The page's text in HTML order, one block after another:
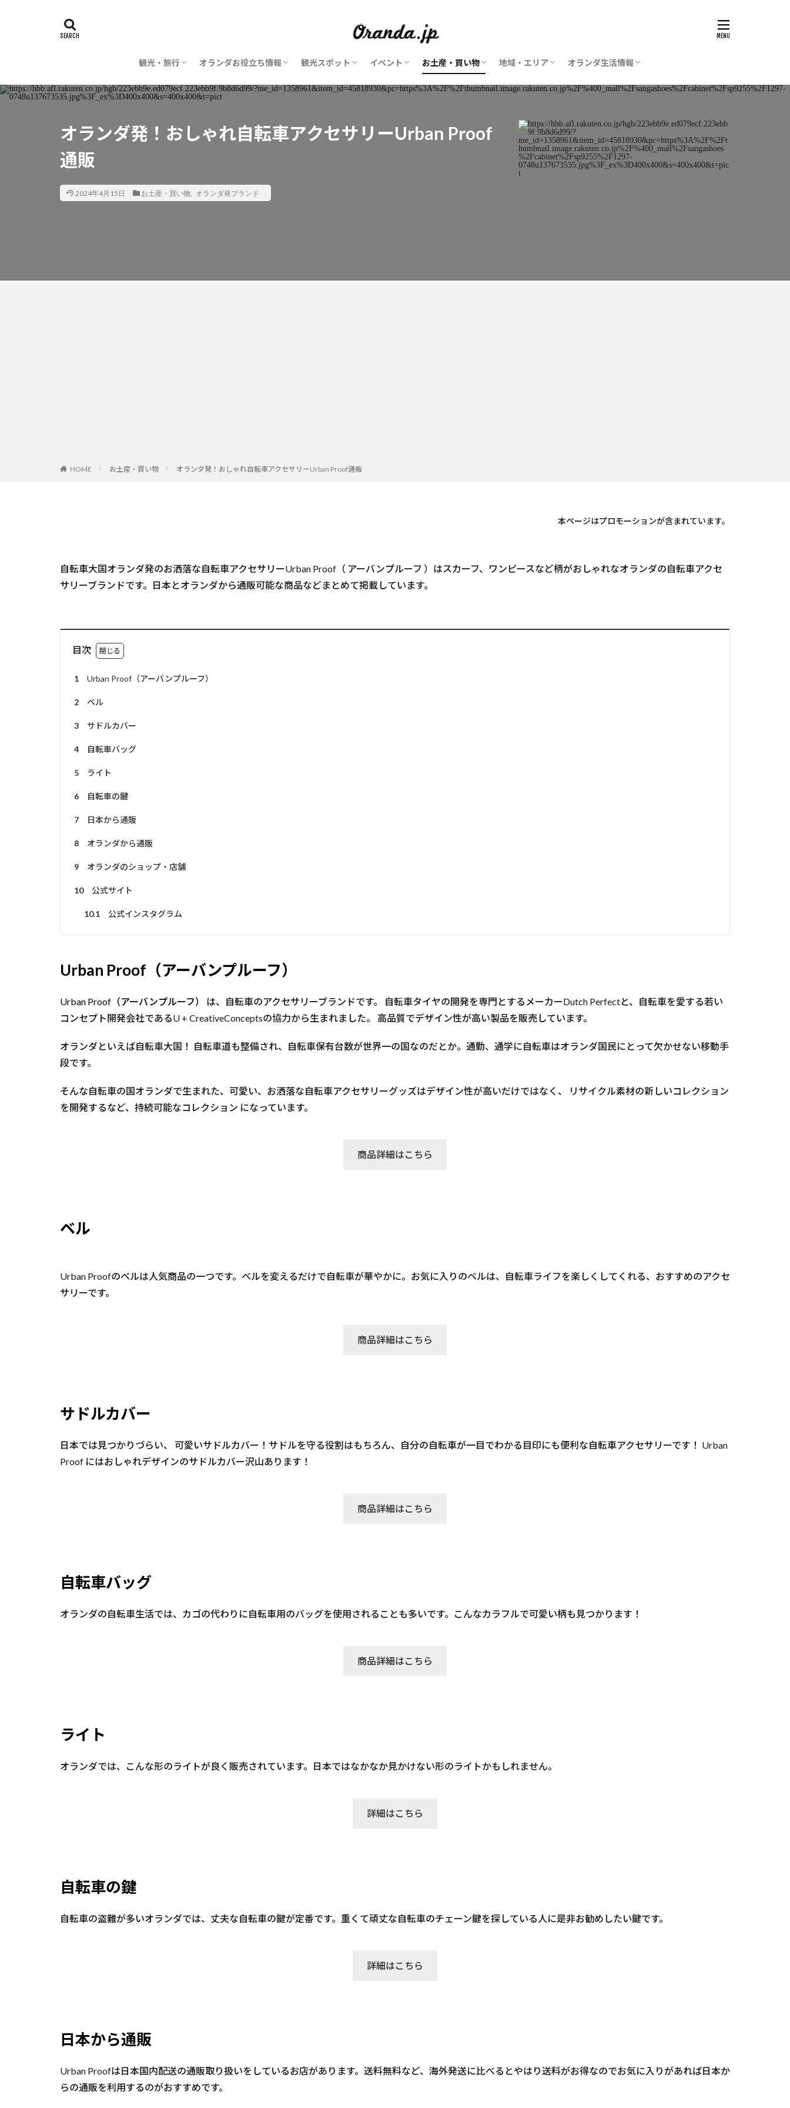
観光・旅行
時期・季節
旅行の計画
飛行機・航空会社
レストラン・料理
芸術
建築
世界遺産
お花
子供・子連れ
オランダお役立ち情報
オランダ雑学
オランダ語
お金
交通
日本でオランダ
観光スポット
美術館
博物館
動物園・水族館
遊園地・テーマパーク
風車
公園
お花
マーケット・市場
ショッピングモール
子供・子連れ
イベント
2026年イベント
花のイベント
チーズのイベント
アンティークマーケット
クリスマスマーケット
お土産・買い物
ショップ
ショッピングモール
マーケット・市場
オランダ発ブランド
地域・エリア
アムステルダム
アムステルフェーン
スキポール空港
ライデン
ハーグ（デン・ハーグ）
ユトレヒト
マーストリヒト
オランダ生活情報
一時帰国
オランダ発！おしゃれ自転車アクセサリーUrban Proof
通販
2024年4月15日 お土産・買い物 オランダ発ブランド
HOME お土産・買い物 オランダ発！おしゃれ自転車アクセサリーUrban Proof通販
本ページはプロモーションが含まれています。
自転車大国オランダ発のお洒落な自転車アクセサリーUrban Proof（ アーバンプルーフ ）はスカーフ、ワンピースなど柄がおしゃれなオランダの自転車アクセ
サリーブランドです。日本とオランダから通販可能な商品などまとめて掲載しています。
目次
1 Urban Proof（アーバンプルーフ）
2 ベル
3 サドルカバー
4 自転車バッグ
5 ライト
6 自転車の鍵
7 日本から通販
8 オランダから通販
9 オランダのショップ・店舗
10 公式サイト
10.1 公式インスタグラム
Urban Proof（アーバンプルーフ）
Urban Proof（アーバンプルーフ）
は、自転車のアクセサリーブランドです。 自転車タイヤの開発を専門とするメーカーDutch Perfectと、自転車を愛する若い
コンセプト開発会社であるU + CreativeConceptsの協力から生まれました。 高品質でデザイン性が高い製品を販売しています。
オランダといえば自転車大国！ 自転車道も整備され、自転車保有台数が世界一の国なのだとか。通勤、通学に自転車はオランダ国民にとって欠かせない移動手
段です。
そんな自転車の国オランダで生まれた、可愛い、お洒落な自転車アクセサリーグッズはデザイン性が高いだけではなく、 リサイクル素材の新しいコレクション
を開発するなど、持続可能なコレクション になっています。
商品詳細はこちら
ベル
Urban Proofのベルは人気商品の一つです。ベルを変えるだけで自転車が華やかに。お気に入りのベルは、自転車ライフを楽しくしてくれる、おすすめのアクセ
サリーです。
商品詳細はこちら
サドルカバー
日本では見つかりづらい、 可愛いサドルカバー！サドルを守る役割はもちろん、自分の自転車が一目でわかる目印にも便利な自転車アクセサリーです！ Urban
Proof にはおしゃれデザインのサドルカバー沢山あります！
商品詳細はこちら
自転車バッグ
オランダの自転車生活では、カゴの代わりに自転車用のバッグを使用されることも多いです。こんなカラフルで可愛い柄も見つかります！
商品詳細はこちら
ライト
オランダでは、こんな形のライトが良く販売されています。日本ではなかなか見かけない形のライトかもしれません。
詳細はこちら
自転車の鍵
自転車の盗難が多いオランダでは、丈夫な自転車の鍵が定番です。重くて頑丈な自転車のチェーン鍵を探している人に是非お勧めしたい鍵です。
詳細はこちら
日本から通販
Urban Proofは日本国内配送の通販取り扱いをしているお店があります。送料無料など、海外発送に比べるとやはり送料がお得なのでお気に入りがあれば日本か
らの通販を利用するのがおすすめです。